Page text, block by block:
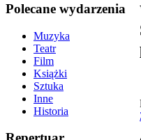
Polecane wydarzenia
Muzyka
Teatr
Film
Książki
Sztuka
Inne
Historia